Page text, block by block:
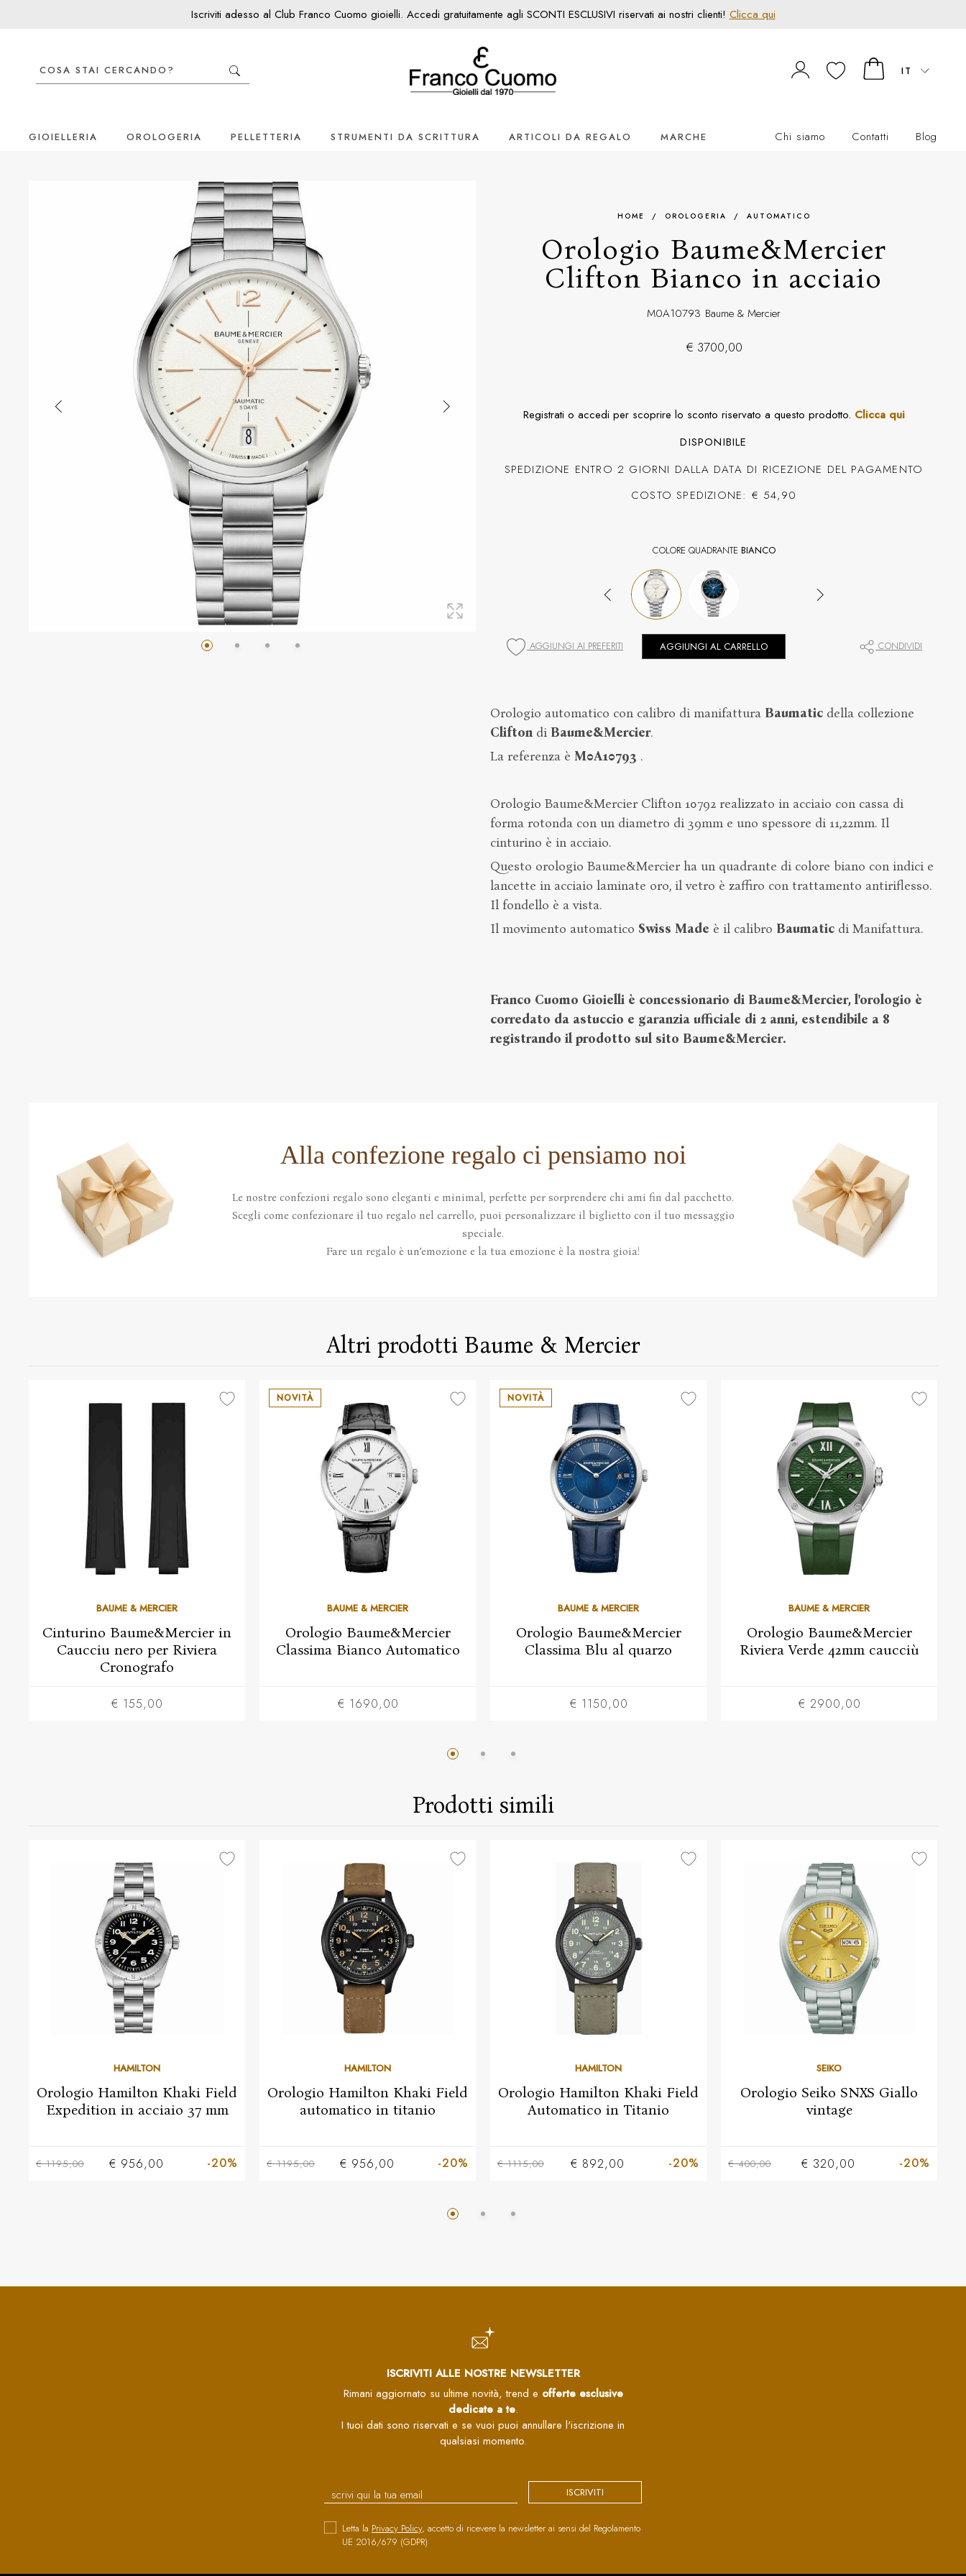
Iscriviti adesso al Club Franco Cuomo gioielli. Accedi gratuitamente agli SCONTI ESCLUSIVI riservati ai nostri clienti! Clicca qui
IT
GIOIELLERIA OROLOGERIA PELLETTERIA STRUMENTI DA SCRITTURA ARTICOLI DA REGALO MARCHE Chi siamo Contatti Blog
HOME / OROLOGERIA / AUTOMATICO
Orologio Baume&Mercier
Clifton Bianco in acciaio
M0A10793 Baume & Mercier
€ 3700,00
Registrati o accedi per scoprire lo sconto riservato a questo prodotto. Clicca qui
DISPONIBILE
SPEDIZIONE ENTRO 2 GIORNI DALLA DATA DI RICEZIONE DEL PAGAMENTO
COSTO SPEDIZIONE: € 54,90
COLORE QUADRANTE BIANCO
AGGIUNGI AI PREFERITI AGGIUNGI AL CARRELLO CONDIVIDI
Orologio automatico con calibro di manifattura Baumatic della collezione
Clifton di Baume&Mercier.
La referenza è M0A10793 .
Orologio Baume&Mercier Clifton 10792 realizzato in acciaio con cassa di
forma rotonda con un diametro di 39mm e uno spessore di 11,22mm. Il
cinturino è in acciaio.
Questo orologio Baume&Mercier ha un quadrante di colore biano con indici e
lancette in acciaio laminate oro, il vetro è zaffiro con trattamento antiriflesso.
Il fondello è a vista.
Il movimento automatico Swiss Made è il calibro Baumatic di Manifattura.
Franco Cuomo Gioielli è concessionario di Baume&Mercier, l'orologio è
corredato da astuccio e garanzia ufficiale di 2 anni, estendibile a 8
registrando il prodotto sul sito Baume&Mercier.
Alla confezione regalo ci pensiamo noi
Le nostre confezioni regalo sono eleganti e minimal, perfette per sorprendere chi ami fin dal pacchetto.
Scegli come confezionare il tuo regalo nel carrello, puoi personalizzare il biglietto con il tuo messaggio
speciale.
Fare un regalo è un’emozione e la tua emozione è la nostra gioia!
Altri prodotti Baume & Mercier
BAUME & MERCIER
Cinturino Baume&Mercier in
Caucciu nero per Riviera
Cronografo
€ 155,00
NOVITÀ
BAUME & MERCIER
Orologio Baume&Mercier
Classima Bianco Automatico
€ 1690,00
NOVITÀ
BAUME & MERCIER
Orologio Baume&Mercier
Classima Blu al quarzo
€ 1150,00
BAUME & MERCIER
Orologio Baume&Mercier
Riviera Verde 42mm caucciù
€ 2900,00
Prodotti simili
HAMILTON
Orologio Hamilton Khaki Field
Expedition in acciaio 37 mm
€ 1195,00 € 956,00 -20%
HAMILTON
Orologio Hamilton Khaki Field
automatico in titanio
€ 1195,00 € 956,00 -20%
HAMILTON
Orologio Hamilton Khaki Field
Automatico in Titanio
€ 1115,00 € 892,00 -20%
SEIKO
Orologio Seiko SNXS Giallo
vintage
€ 400,00 € 320,00 -20%
ISCRIVITI ALLE NOSTRE NEWSLETTER
Rimani aggiornato su ultime novità, trend e offerte esclusive
dedicate a te.
I tuoi dati sono riservati e se vuoi puoi annullare l'iscrizione in
qualsiasi momento.
ISCRIVITI
Letta la Privacy Policy, accetto di ricevere la newsletter ai sensi del Regolamento
UE 2016/679 (GDPR)